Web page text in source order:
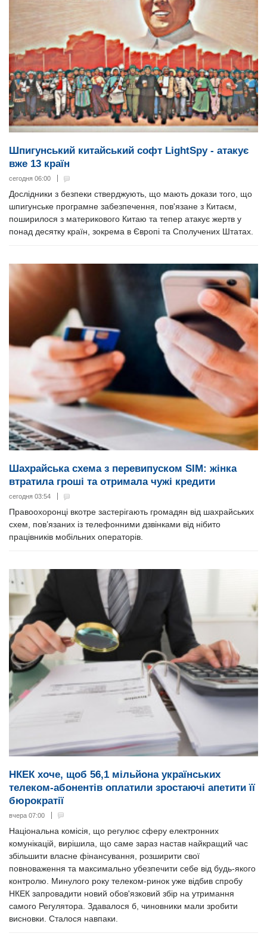
Шпигунський китайський софт LightSpy - атакує
вже 13 країн
сегодня 06:00
Дослідники з безпеки стверджують, що мають докази того, що
шпигунське програмне забезпечення, пов'язане з Китаєм,
поширилося з материкового Китаю та тепер атакує жертв у
понад десятку країн, зокрема в Європі та Сполучених Штатах.
Шахрайська схема з перевипуском SIM: жінка
втратила гроші та отримала чужі кредити
сегодня 03:54
Правоохоронці вкотре застерігають громадян від шахрайських
схем, пов’язаних із телефонними дзвінками від нібито
працівників мобільних операторів.
НКЕК хоче, щоб 56,1 мільйона українських
телеком-абонентів оплатили зростаючі апетити її
бюрократії
вчера 07:00
Національна комісія, що регулює сферу електронних
комунікацій, вирішила, що саме зараз настав найкращий час
збільшити власне фінансування, розширити свої
повноваження та максимально убезпечити себе від будь-якого
контролю. Минулого року телеком-ринок уже відбив спробу
НКЕК запровадити новий обов'язковий збір на утримання
самого Регулятора. Здавалося б, чиновники мали зробити
висновки. Сталося навпаки.